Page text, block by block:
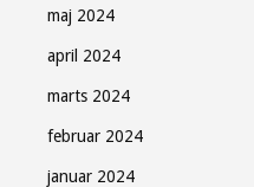
maj 2024
april 2024
marts 2024
februar 2024
januar 2024